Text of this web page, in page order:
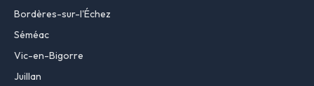
Bordères-sur-l'Échez
Séméac
Vic-en-Bigorre
Juillan